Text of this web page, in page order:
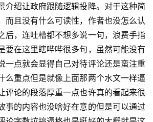
介绍让政府跟随逻辑投降。对于这种简
而且没有什么可读性，作者也没怎么认
后，连吐槽都不想多说一句，浪费手指
要在这里瞎哔哔很多句，虽然可能没有
一点就会显得自己对待评论还是蛮注重
么重点但是就像上面那两个水文一样逼
评论的段落厚重一点也许真的看起来很
事的内容也没啥好在意的但是可以通过